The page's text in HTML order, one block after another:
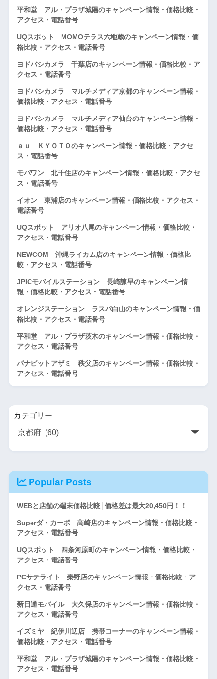
平和堂 アル・プラザ城陽のキャンペーン情報・価格比較・
アクセス・電話番号
UQスポット MOMOテラス六地蔵のキャンペーン情報・価
格比較・アクセス・電話番号
ヨドバシカメラ 千葉店のキャンペーン情報・価格比較・ア
クセス・電話番号
ヨドバシカメラ マルチメディア京都のキャンペーン情報・
価格比較・アクセス・電話番号
ヨドバシカメラ マルチメディア仙台のキャンペーン情報・
価格比較・アクセス・電話番号
ａｕ ＫＹＯＴＯのキャンペーン情報・価格比較・アクセ
ス・電話番号
モバワン 北千住店のキャンペーン情報・価格比較・アクセ
ス・電話番号
イオン 東浦店のキャンペーン情報・価格比較・アクセス・
電話番号
UQスポット アリオ八尾のキャンペーン情報・価格比較・
アクセス・電話番号
NEWCOM 沖縄ライカム店のキャンペーン情報・価格比
較・アクセス・電話番号
JPICモバイルステーション 長崎諫早のキャンペーン情
報・価格比較・アクセス・電話番号
オレンジステーション ラスパ白山のキャンペーン情報・価
格比較・アクセス・電話番号
平和堂 アル・プラザ茨木のキャンペーン情報・価格比較・
アクセス・電話番号
パナピットアザミ 秩父店のキャンペーン情報・価格比較・
アクセス・電話番号
カテゴリー
Popular Posts
WEBと店舗の端末価格比較│価格差は最大20,450円！！
Superダ・カーポ 高崎店のキャンペーン情報・価格比較・
アクセス・電話番号
UQスポット 四条河原町のキャンペーン情報・価格比較・
アクセス・電話番号
PCサテライト 秦野店のキャンペーン情報・価格比較・ア
クセス・電話番号
新日通モバイル 大久保店のキャンペーン情報・価格比較・
アクセス・電話番号
イズミヤ 紀伊川辺店 携帯コーナーのキャンペーン情報・
価格比較・アクセス・電話番号
平和堂 アル・プラザ城陽のキャンペーン情報・価格比較・
アクセス・電話番号